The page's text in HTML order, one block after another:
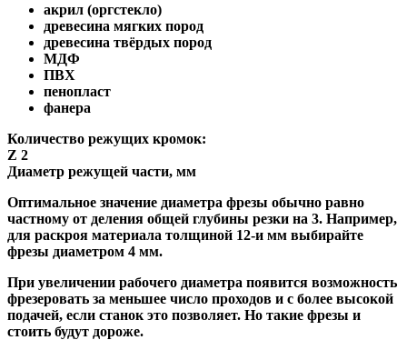
акрил (оргстекло)
древесина мягких пород
древесина твёрдых пород
МДФ
ПВХ
пенопласт
фанера
Количество режущих кромок:
Z 2
Диаметр режущей части, мм
Оптимальное значение диаметра фрезы обычно равно
частному от деления общей глубины резки на 3. Например,
для раскроя материала толщиной 12-и мм выбирайте
фрезы диаметром 4 мм.
При увеличении рабочего диаметра появится возможность
фрезеровать за меньшее число проходов и с более высокой
подачей, если станок это позволяет. Но такие фрезы и
стоить будут дороже.